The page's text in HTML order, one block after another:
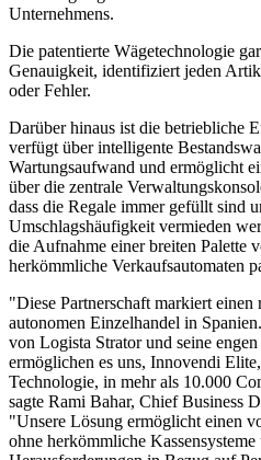
Unternehmens.
Die patentierte Wägetechnologie
Genauigkeit, identifiziert jeden
oder Fehler.
Darüber hinaus ist die betriebliche
verfügt über intelligente
Wartungsaufwand und ermöglicht
über die zentrale
dass die Regale immer gefüllt sind
Umschlagshäufigkeit vermieden
die Aufnahme einer breiten Palette
herkömmliche Verkaufsautomaten
"Diese Partnerschaft markiert
autonomen Einzelhandel in
von Logista Strator und seine
ermöglichen es uns, Innovendi
Technologie, in mehr als 10.000
sagte Rami Bahar, Chief Business
"Unsere Lösung ermöglicht einen
ohne herkömmliche